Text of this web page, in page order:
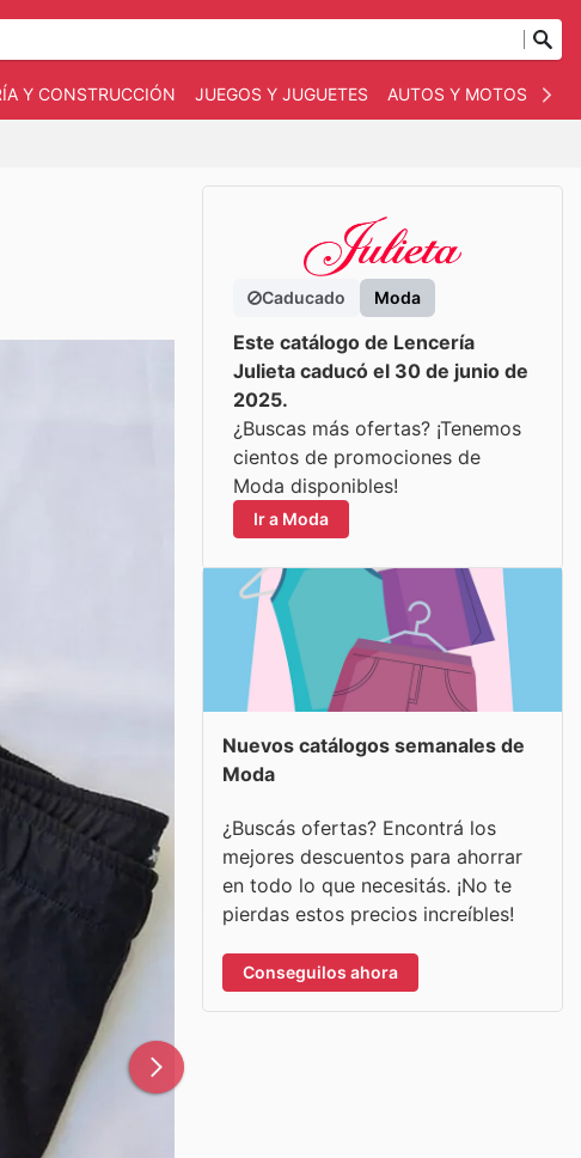
Y CONSTRUCCIÓN JUEGOS Y JUGUETES AUTOS Y MOTOS
Caducado Moda
Este catálogo de Lencería
Julieta caducó el 30 de junio de
2025.
¿Buscas más ofertas? ¡Tenemos
cientos de promociones de
Moda disponibles!
Ir a Moda
Nuevos catálogos semanales de
Moda
¿Buscás ofertas? Encontrá los
mejores descuentos para ahorrar
en todo lo que necesitás. ¡No te
pierdas estos precios increíbles!
Conseguilos ahora